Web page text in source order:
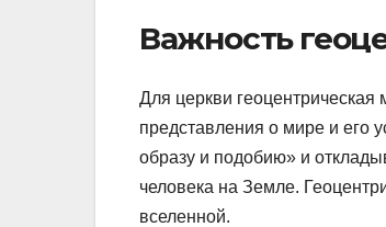
Важность
Для церкви
представления о мире и его
образу и подобию» и
человека на Земле.
вселенной.